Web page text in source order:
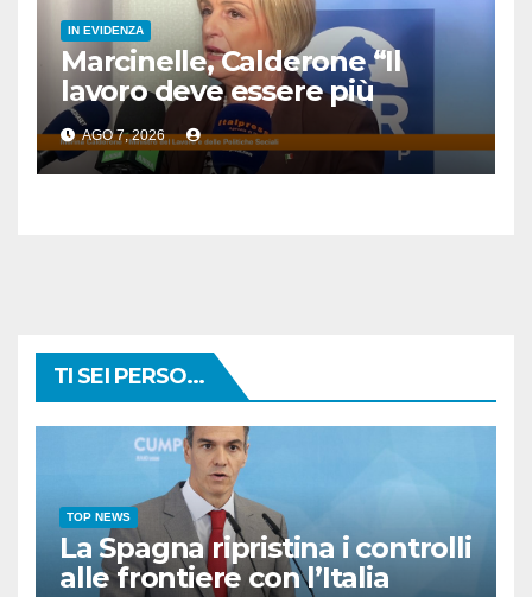
IN EVIDENZA
Marcinelle, Calderone “Il
lavoro deve essere più
sicuro”
AGO 7, 2026
TI SEI PERSO...
TOP NEWS
La Spagna ripristina i controlli
alle frontiere con l’Italia